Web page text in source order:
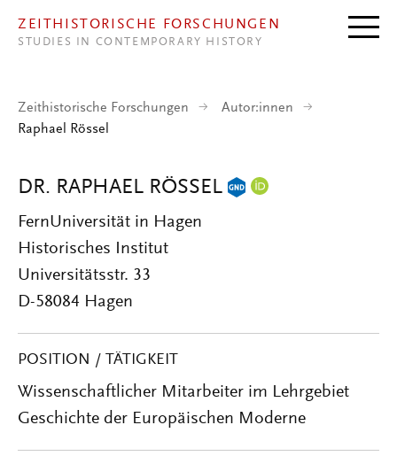
ZEITHISTORISCHE FORSCHUNGEN
STUDIES IN CONTEMPORARY HISTORY
Zeithistorische Forschungen
Autor:innen
Raphael Rössel
DR. RAPHAEL RÖSSEL
FernUniversität in Hagen
Historisches Institut
Universitätsstr. 33
D-58084 Hagen
POSITION / TÄTIGKEIT
Wissenschaftlicher Mitarbeiter im Lehrgebiet
Geschichte der Europäischen Moderne